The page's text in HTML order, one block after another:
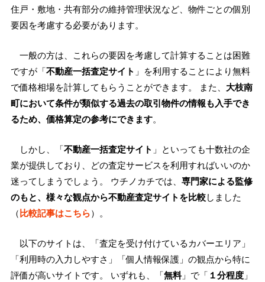
住戸・敷地・共有部分の維持管理状況など、物件ごとの個別
要因を考慮する必要があります。
一般の方は、これらの要因を考慮して計算することは困難
ですが「不動産一括査定サイト 」を利用することにより無料
で価格相場を計算してもらうことができます。 また、 大枝南
町において条件が類似する過去の取引物件の情報も入手でき
るため、価格算定の参考にできます。
しかし、「不動産一括査定サイト 」といっても十数社の企
業が提供しており、どの査定サービスを利用すればいいのか
迷ってしまうでしょう。 ウチノカチでは、 専門家による監修
のもと、様々な観点から不動産査定サイトを比較しました
（比較記事はこちら）。
以下のサイトは、「査定を受け付けているカバーエリア」
「利用時の入力しやすさ」「個人情報保護」の観点から特に
評価が高いサイトです。 いずれも、「無料」で「 １分程度 」